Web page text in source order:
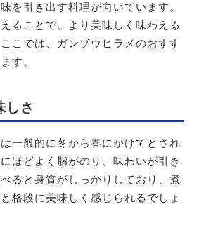
を引き出す料理が向いています。
ることで、より美味しく味わえる
こでは、ガンゾウヒラメのおすす
す。
しさ
一般的に冬から春にかけてとされ
ほどよく脂がのり、味わいが引き
ると身質がしっかりしており、煮
格段に美味しく感じられるでしょ